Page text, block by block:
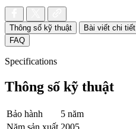
Thông số kỹ thuật Bài viết chi tiết
FAQ
Specifications
Thông số kỹ thuật
Bảo hành
5 năm
Năm sản xuất 2005